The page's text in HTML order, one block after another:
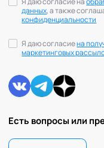
Есть вопросы или
данных, а также
конфиденциальности
Я даю согласиена
маркетинговых